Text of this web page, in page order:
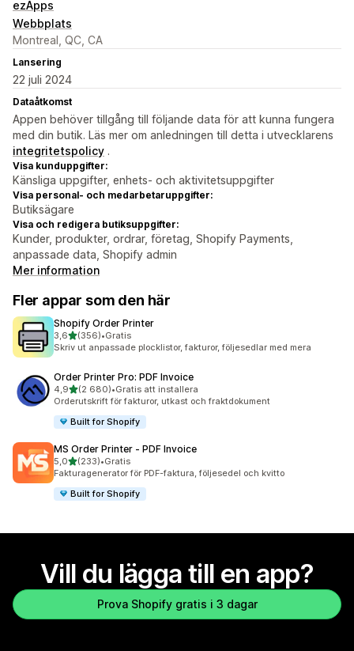
ezApps
Webbplats
Montreal, QC, CA
Lansering
22 juli 2024
Dataåtkomst
Appen behöver tillgång till följande data för att kunna fungera
med din butik. Läs mer om anledningen till detta i utvecklarens
integritetspolicy .
Visa kunduppgifter:
Känsliga uppgifter, enhets- och aktivitetsuppgifter
Visa personal- och medarbetaruppgifter:
Butiksägare
Visa och redigera butiksuppgifter:
Kunder, produkter, ordrar, företag, Shopify Payments,
anpassade data, Shopify admin
Mer information
Fler appar som den här
Shopify Order Printer
3,6av 5 stjärnor
(356)
356 recensioner totalt
•Gratis
Skriv ut anpassade plocklistor, fakturor, följesedlar med mera
Order Printer Pro: PDF Invoice
4,9av 5 stjärnor
(2 680)
2680 recensioner totalt
•Gratis att installera
Orderutskrift för fakturor, utkast och fraktdokument
Built for Shopify
MS Order Printer ‑ PDF Invoice
5,0av 5 stjärnor
(233)
233 recensioner totalt
•Gratis
Fakturagenerator för PDF-faktura, följesedel och kvitto
Built for Shopify
Vill du lägga till en app?
Prova Shopify gratis i 3 dagar